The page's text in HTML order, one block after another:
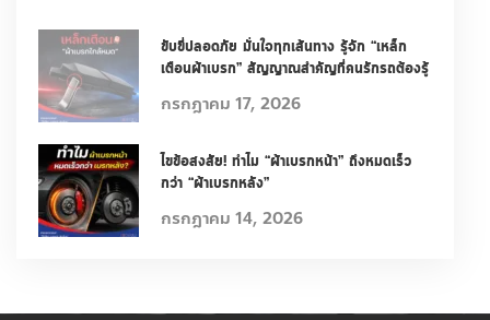
ผ้าเบรคประกอบด้วยอะไรบ้าง
ผ้าเบรคยี่ห้ออะไรดี
ผ้าเบรครถตู้ commuter
ผ้าเบรครถยนต์